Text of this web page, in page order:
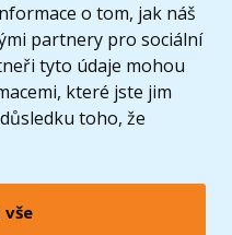
o tom, jak náš
partnery pro sociální
tyto údaje mohou
které jste jim
toho, že